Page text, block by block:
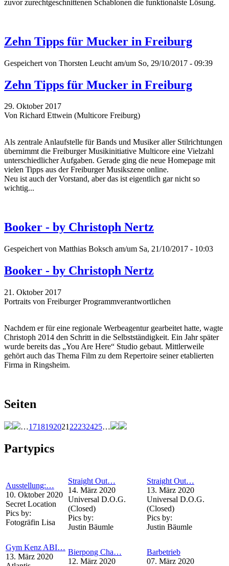
zuvor zurechtgeschnittenen Schablonen die funktionalste Lösung.
Zehn Tipps für Mucker in Freiburg
Gespeichert von Thorsten Leucht am/um So, 29/10/2017 - 09:39
Zehn Tipps für Mucker in Freiburg
29. Oktober 2017
Von Richard Ettwein (Multicore Freiburg)
Als zentrale Anlaufstelle für Bands und Musiker aller Stilrichtungen
übernimmt die Freiburger Musikinitiative Multicore eine Vielzahl
unterschiedlicher Aufgaben. Gerade ging die neue Homepage mit
vielen Tipps aus der Freiburger Musikszene online.
Neu ist auch der Vorstand, aber das ist eigentlich gar nicht so
wichtig...
Booker - by Christoph Nertz
Gespeichert von Matthias Boksch am/um Sa, 21/10/2017 - 10:03
Booker - by Christoph Nertz
21. Oktober 2017
Portraits von Freiburger Programmverantwortlichen
Nachdem er für eine regionale Werbeagentur gearbeitet hatte, wagte
Christoph 2014 den Schritt in die Selbstständigkeit. Ein Jahr später
wurde bereits das „You Are Here“ Studio gebaut. Mittlerweile
gehört auch das Thema Film zu dem Repertoire seiner etablierten
Firma in Ringsheim.
Seiten
…1718192021 22232425…
Partypics
Ausstellung:…
10. Oktober 2020
Secret Location
Pics by:
Fotogräfin Lisa
Straight Out…
14. März 2020
Universal D.O.G.
(Closed)
Pics by:
Justin Bäumle
Straight Out…
13. März 2020
Universal D.O.G.
(Closed)
Pics by:
Justin Bäumle
Gym Kenz ABI…
13. März 2020
Bierpong Cha…
12. März 2020
Barbetrieb
07. März 2020